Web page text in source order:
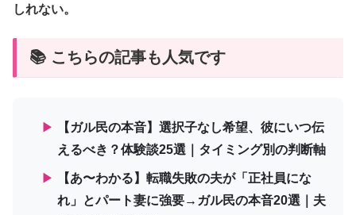
しれない。
📚 こちらの記事も人気です
▶
【ガル民の本音】選択子なし希望、彼にいつ伝
えるべき？体験談25選｜タイミング別の判断軸
▶
【あ〜わかる】転職失敗の夫が「正社員にな
れ」とパート妻に強要→ガル民の本音20選｜夫